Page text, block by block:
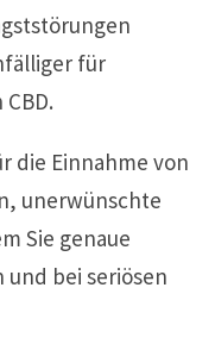
für
die Einnahme von
unerwünschte
Sie genaue
bei seriösen